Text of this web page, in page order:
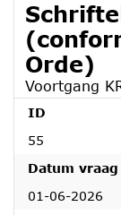
Orde)
Voortgang
ID
55
Datum vraag
01-06-2026